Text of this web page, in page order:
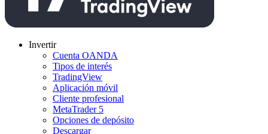
Invertir
Cuenta OANDA
Tipos de interés
TradingView
Aplicación móvil
Cliente profesional
MetaTrader 5
Opciones de depósito
Descargar